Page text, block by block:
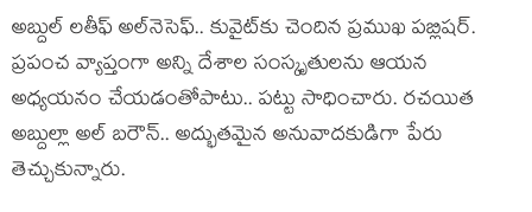
అబ్దుల్ ల‌తీఫ్ అల్‌నెసెఫ్‌.. కువైట్‌కు చెందిన ప్ర‌ముఖ ప‌బ్లిష‌ర్‌.
ప్రపంచ వ్యాప్తంగా అన్ని దేశాల సంస్కృతుల‌ను ఆయ‌న
అధ్య‌య‌నం చేయ‌డంతోపాటు.. ప‌ట్టు సాధించారు. ర‌చ‌యిత
అబ్దుల్లా అల్ బ‌రౌన్‌.. అద్భుతమైన అనువాద‌కుడిగా పేరు
తెచ్చుకున్నారు.